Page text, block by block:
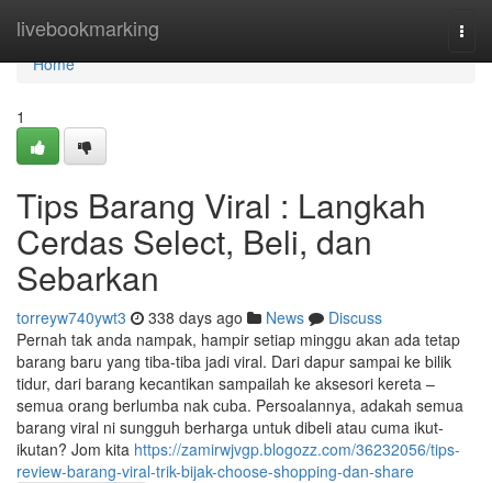
livebookmarking
Home
Home
1
Tips Barang Viral : Langkah
Cerdas Select, Beli, dan
Sebarkan
torreyw740ywt3 338 days ago News
Discuss
Pernah tak anda nampak, hampir setiap minggu akan ada tetap
barang baru yang tiba-tiba jadi viral. Dari dapur sampai ke bilik
tidur, dari barang kecantikan sampailah ke aksesori kereta –
semua orang berlumba nak cuba. Persoalannya, adakah semua
barang viral ni sungguh berharga untuk dibeli atau cuma ikut-
ikutan? Jom kita https://zamirwjvgp.blogozz.com/36232056/tips-
review-barang-viral-trik-bijak-choose-shopping-dan-share